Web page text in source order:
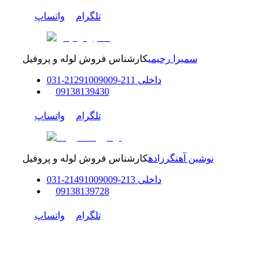
تلگرام واتساپ
سمیرا رحیمیکارشناس فروش لوله و پروفیل
داخلی 211-212
91009009
-
031
09138139430
تلگرام واتساپ
نوشین آهنگرزادهکارشناس فروش لوله و پروفیل
داخلی213-214
91009009
-
031
09138139728
تلگرام واتساپ